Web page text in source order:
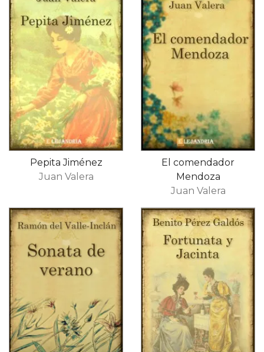
Pepita Jiménez
Juan Valera
El comendador
Mendoza
Juan Valera